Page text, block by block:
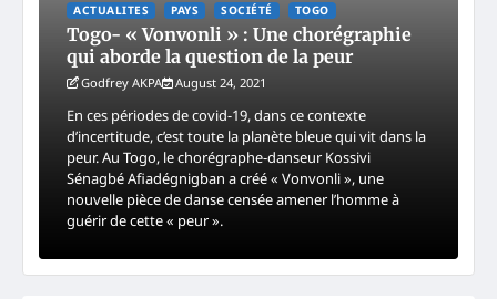
ACTUALITES PAYS SOCIÉTÉ TOGO
Togo- « Vonvonli » : Une chorégraphie
qui aborde la question de la peur
Godfrey AKPA August 24, 2021
En ces périodes de covid-19, dans ce contexte
d’incertitude, c’est toute la planète bleue qui vit dans la
peur. Au Togo, le chorégraphe-danseur Kossivi
Sénagbé Afiadégnigban a créé « Vonvonli », une
nouvelle pièce de danse censée amener l’homme à
guérir de cette « peur ».